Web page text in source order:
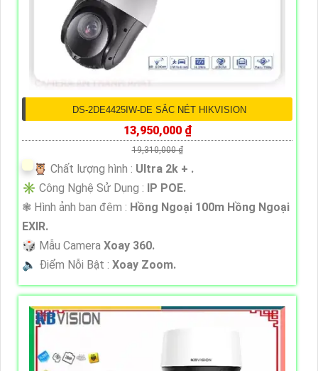
DS-2DE4425IW-DE SẮC NÉT HIKVISION
13,950,000 ₫
19,310,000 ₫
🦉 Chất lượng hình : Ultra 2k + .
✳️ Công Nghệ Sử Dụng : IP POE.
❃ Hình ảnh ban đêm : Hồng Ngoại 100m Hồng Ngoại
EXIR.
🎲 Mẫu Camera Xoay 360.
️🔈 Điểm Nỗi Bật : Xoay Zoom.